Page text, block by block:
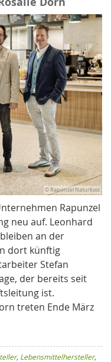
© Rapunzel Naturkost
Rapunzel
neu auf. Leonhard
an der
dort künftig
Stefan
der bereits seit
ist.
treten Ende März
, Lebensmittelhersteller,